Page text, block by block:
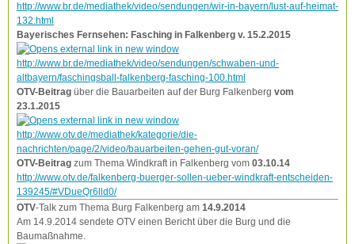
http://www.br.de/mediathek/video/sendungen/wir-in-bayern/lust-auf-heimat-
132.html
Bayerisches Fernsehen: Fasching in Falkenberg v. 15.2.2015
http://www.br.de/mediathek/video/sendungen/schwaben-und-
altbayern/faschingsball-falkenberg-fasching-100.html
OTV-Beitrag über die Bauarbeiten auf der Burg Falkenberg vom
23.1.2015
http://www.otv.de/mediathek/kategorie/die-
nachrichten/page/2/video/bauarbeiten-gehen-gut-voran/
OTV-Beitrag zum Thema Windkraft in Falkenberg vom 03.10.14
http://www.otv.de/falkenberg-buerger-sollen-ueber-windkraft-entscheiden-
139245/#VDueQr6lld0/
OTV-Talk zum Thema Burg Falkenberg am 14.9.2014
Am 14.9.2014 sendete OTV einen Bericht über die Burg und die
Baumaßnahme.